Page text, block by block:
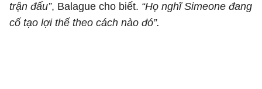
trận đấu”, Balague cho biết. “Họ nghĩ Simeone đang
cố tạo lợi thế theo cách nào đó”.